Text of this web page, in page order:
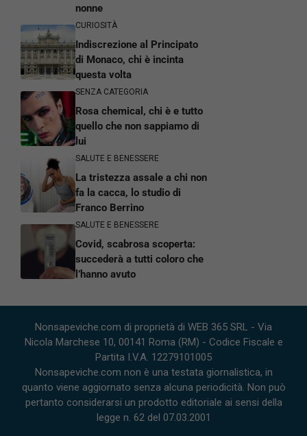
nonne
CURIOSITÀ
Indiscrezione al Principato
di Monaco, chi è incinta
questa volta
SENZA CATEGORIA
Rosa chemical, chi è e tutto
quello che non sappiamo di
lui
SALUTE E BENESSERE
La tristezza assale a chi non
fa la cacca, lo studio di
Franco Berrino
SALUTE E BENESSERE
Covid, scabrosa scoperta:
succederà a tutti coloro che
l’hanno avuto
Nonsapeviche.com di proprietà di WEB 365 SRL - Via
Nicola Marchese 10, 00141 Roma (RM) - Codice Fiscale e
Partita I.V.A. 12279101005
Nonsapeviche.com non è una testata giornalistica, in
quanto viene aggiornato senza alcuna periodicità. Non può
pertanto considerarsi un prodotto editoriale ai sensi della
legge n. 62 del 07.03.2001